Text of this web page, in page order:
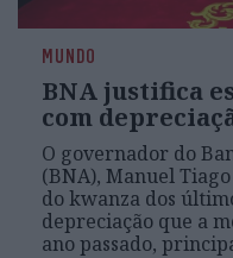
MUNDO
BNA justifica
com
O governador do
(BNA), Manuel
do kwanza dos
depreciação que a
ano passado,